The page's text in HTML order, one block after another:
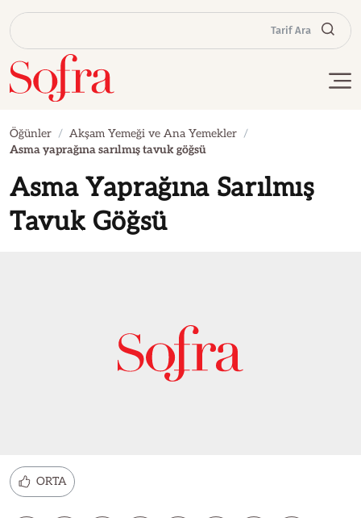
Tarif Ara
Öğünler
Akşam Yemeği ve Ana Yemekler
Asma yaprağına sarılmış tavuk göğsü
Asma Yaprağına Sarılmış
Tavuk Göğsü
ORTA